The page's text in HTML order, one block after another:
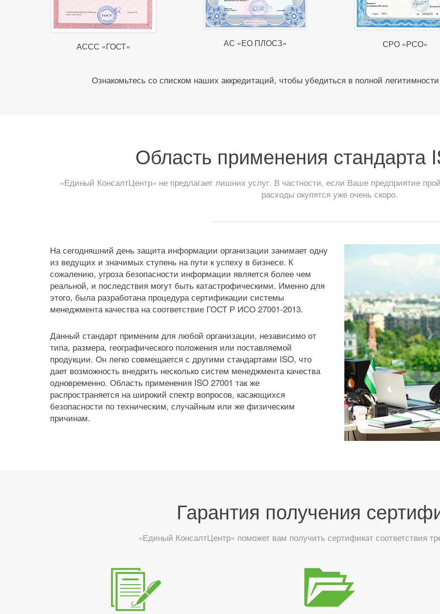
АССС «ГОСТ» АС «ЕО ПЛОСЗ» СРО «РСО»
Ознакомьтесь со списком наших аккредитаций, чтобы убедиться в полной
Область применения стандарта
«Единый КонсалтЦентр» не предлагает лишних услуг. В частности, если Ваше предприятие
расходы окупятся уже очень скоро.
На сегодняшний день защита информации организации занимает одну
из ведущих и значимых ступень на пути к успеху в бизнесе. К
сожалению, угроза безопасности информации является более чем
реальной, и последствия могут быть катастрофическими. Именно для
этого, была разработана процедура сертификации системы
менеджмента качества на соответствие ГОСТ Р ИСО 27001-2013.
Данный стандарт применим для любой организации, независимо от
типа, размера, географического положения или поставляемой
продукции. Он легко совмещается с другими стандартами ISO, что
дает возможность внедрить несколько систем менеджмента качества
одновременно. Область применения ISO 27001 так же
распространяется на широкий спектр вопросов, касающихся
безопасности по техническим, случайным или же физическим
причинам.
Гарантия получения
«Единый КонсалтЦентр» поможет вам получить сертификат соответствия